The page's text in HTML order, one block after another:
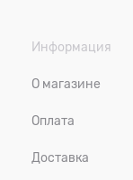
Информация
О магазине
Оплата
Доставка